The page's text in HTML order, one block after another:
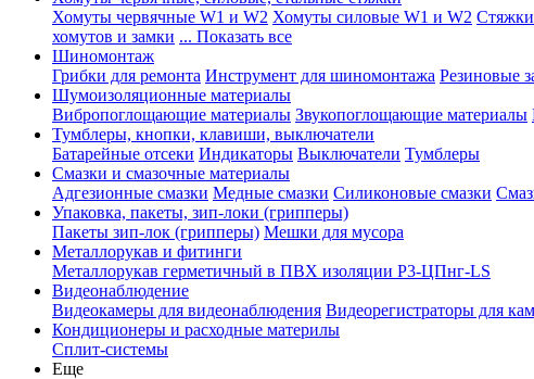
Хомуты червячные W1 и W2 Хомуты силовые W1 и W2
хомутов и замки ... Показать все
Шиномонтаж
Грибки для ремонта Инструмент для шиномонтажа Резиновые
Шумоизоляционные материалы
Вибропоглощающие материалы Звукопоглощающие материалы
Тумблеры, кнопки, клавиши, выключатели
Батарейные отсеки Индикаторы Выключатели Тумблеры
Смазки и смазочные материалы
Адгезионные смазки Медные смазки Силиконовые смазки
Упаковка, пакеты, зип-локи (грипперы)
Пакеты зип-лок (грипперы) Мешки для мусора
Металлорукав и фитинги
Металлорукав герметичный в ПВХ изоляции Р3-ЦПнг-LS
Видеонаблюдение
Видеокамеры для видеонаблюдения Видеорегистраторы для
Кондиционеры и расходные материлы
Сплит-системы
Еще